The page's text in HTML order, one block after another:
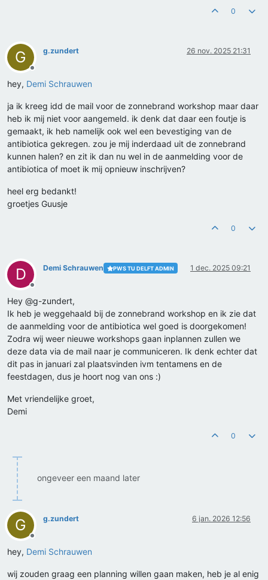
0
G
Offline
g.zundert 26 nov. 2025 21:31
hey, Demi Schrauwen
ja ik kreeg idd de mail voor de zonnebrand workshop maar daar
heb ik mij niet voor aangemeld. ik denk dat daar een foutje is
gemaakt, ik heb namelijk ook wel een bevestiging van de
antibiotica gekregen. zou je mij inderdaad uit de zonnebrand
kunnen halen? en zit ik dan nu wel in de aanmelding voor de
antibiotica of moet ik mij opnieuw inschrijven?
heel erg bedankt!
groetjes Guusje
0
D
Offline
Demi Schrauwen PWS TU DELFT ADMIN 1 dec. 2025 09:21
Hey @g-zundert,
Ik heb je weggehaald bij de zonnebrand workshop en ik zie dat
de aanmelding voor de antibiotica wel goed is doorgekomen!
Zodra wij weer nieuwe workshops gaan inplannen zullen we
deze data via de mail naar je communiceren. Ik denk echter dat
dit pas in januari zal plaatsvinden ivm tentamens en de
feestdagen, dus je hoort nog van ons :)
Met vriendelijke groet,
Demi
0
ongeveer een maand later
G
Offline
g.zundert 6 jan. 2026 12:56
hey, Demi Schrauwen
wij zouden graag een planning willen gaan maken, heb je al enig